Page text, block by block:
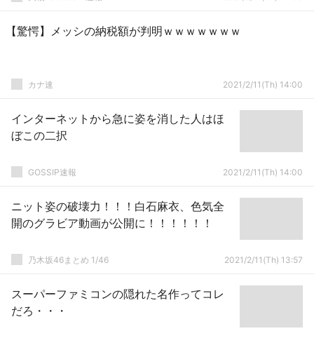
【驚愕】メッシの納税額が判明ｗｗｗｗｗｗｗ
カナ速 2021/2/11(Th) 14:00
インターネットから急に姿を消した人はほ
ぼこの二択
GOSSIP速報 2021/2/11(Th) 14:00
ニット姿の破壊力！！！白石麻衣、色気全
開のグラビア動画が公開に！！！！！！
乃木坂46まとめ 1/46 2021/2/11(Th) 13:57
スーパーファミコンの隠れた名作ってコレ
だろ・・・